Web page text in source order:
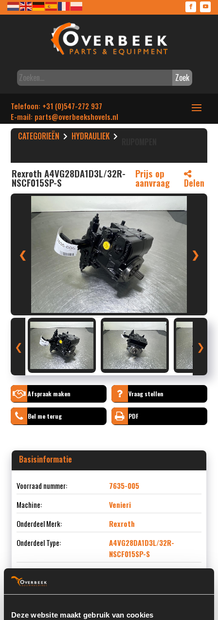
Deze website maakt gebruik van cookies
Zoek
Telefoon: +31 (0)547-272 937
E-mail: parts@overbeekshovels.nl
CATEGORIEËN HYDRAULIEK
Rexroth A4VG28DA1D3L/32R-
NSCF015SP-S
Prijs op
aanvraag Delen
❮ ❯
❮ ❯
Afspraak maken Vraag stellen
Bel me terug PDF
Basisinformatie
Voorraad nummer:
7635-005
Machine:
Venieri
Onderdeel Merk:
Rexroth
Onderdeel Type:
A4VG28DA1D3L/32R-
NSCF015SP-S